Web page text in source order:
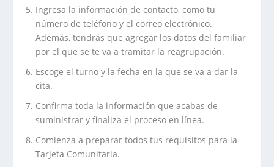
Ingresa la información de contacto, como tu
número de teléfono y el correo electrónico.
Además, tendrás que agregar los datos del familiar
por el que se te va a tramitar la reagrupación.
Escoge el turno y la fecha en la que se va a dar la
cita.
Confirma toda la información que acabas de
suministrar y finaliza el proceso en línea.
Comienza a preparar todos tus requisitos para la
Tarjeta Comunitaria.